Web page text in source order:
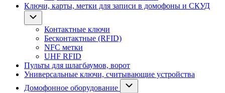
Ключи, карты, метки для записи в домофоны и СКУД
Контактные ключи
Бесконтактные (RFID)
NFC метки
UHF RFID
Пульты для шлагбаумов, ворот
Универсальные ключи, считывающие устройства
Домофонное оборудование